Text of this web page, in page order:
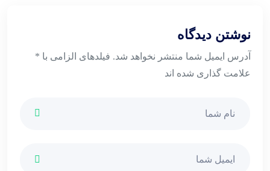
نوشتن دیدگاه
آدرس ایمیل شما منتشر نخواهد شد. فیلدهای الزامی با *
علامت گذاری شده اند